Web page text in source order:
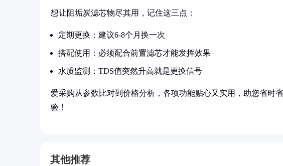
想让阻垢炭滤芯物尽其用，记住这三点：
定期更换：建议6-8个月换一次
搭配使用：必须配合前置滤芯才能发挥效果
水质监测：TDS值突然升高就是更换信号
爱采购从参数比对到价格分析，各项功能贴心又实用，助您省时
验！
其他推荐